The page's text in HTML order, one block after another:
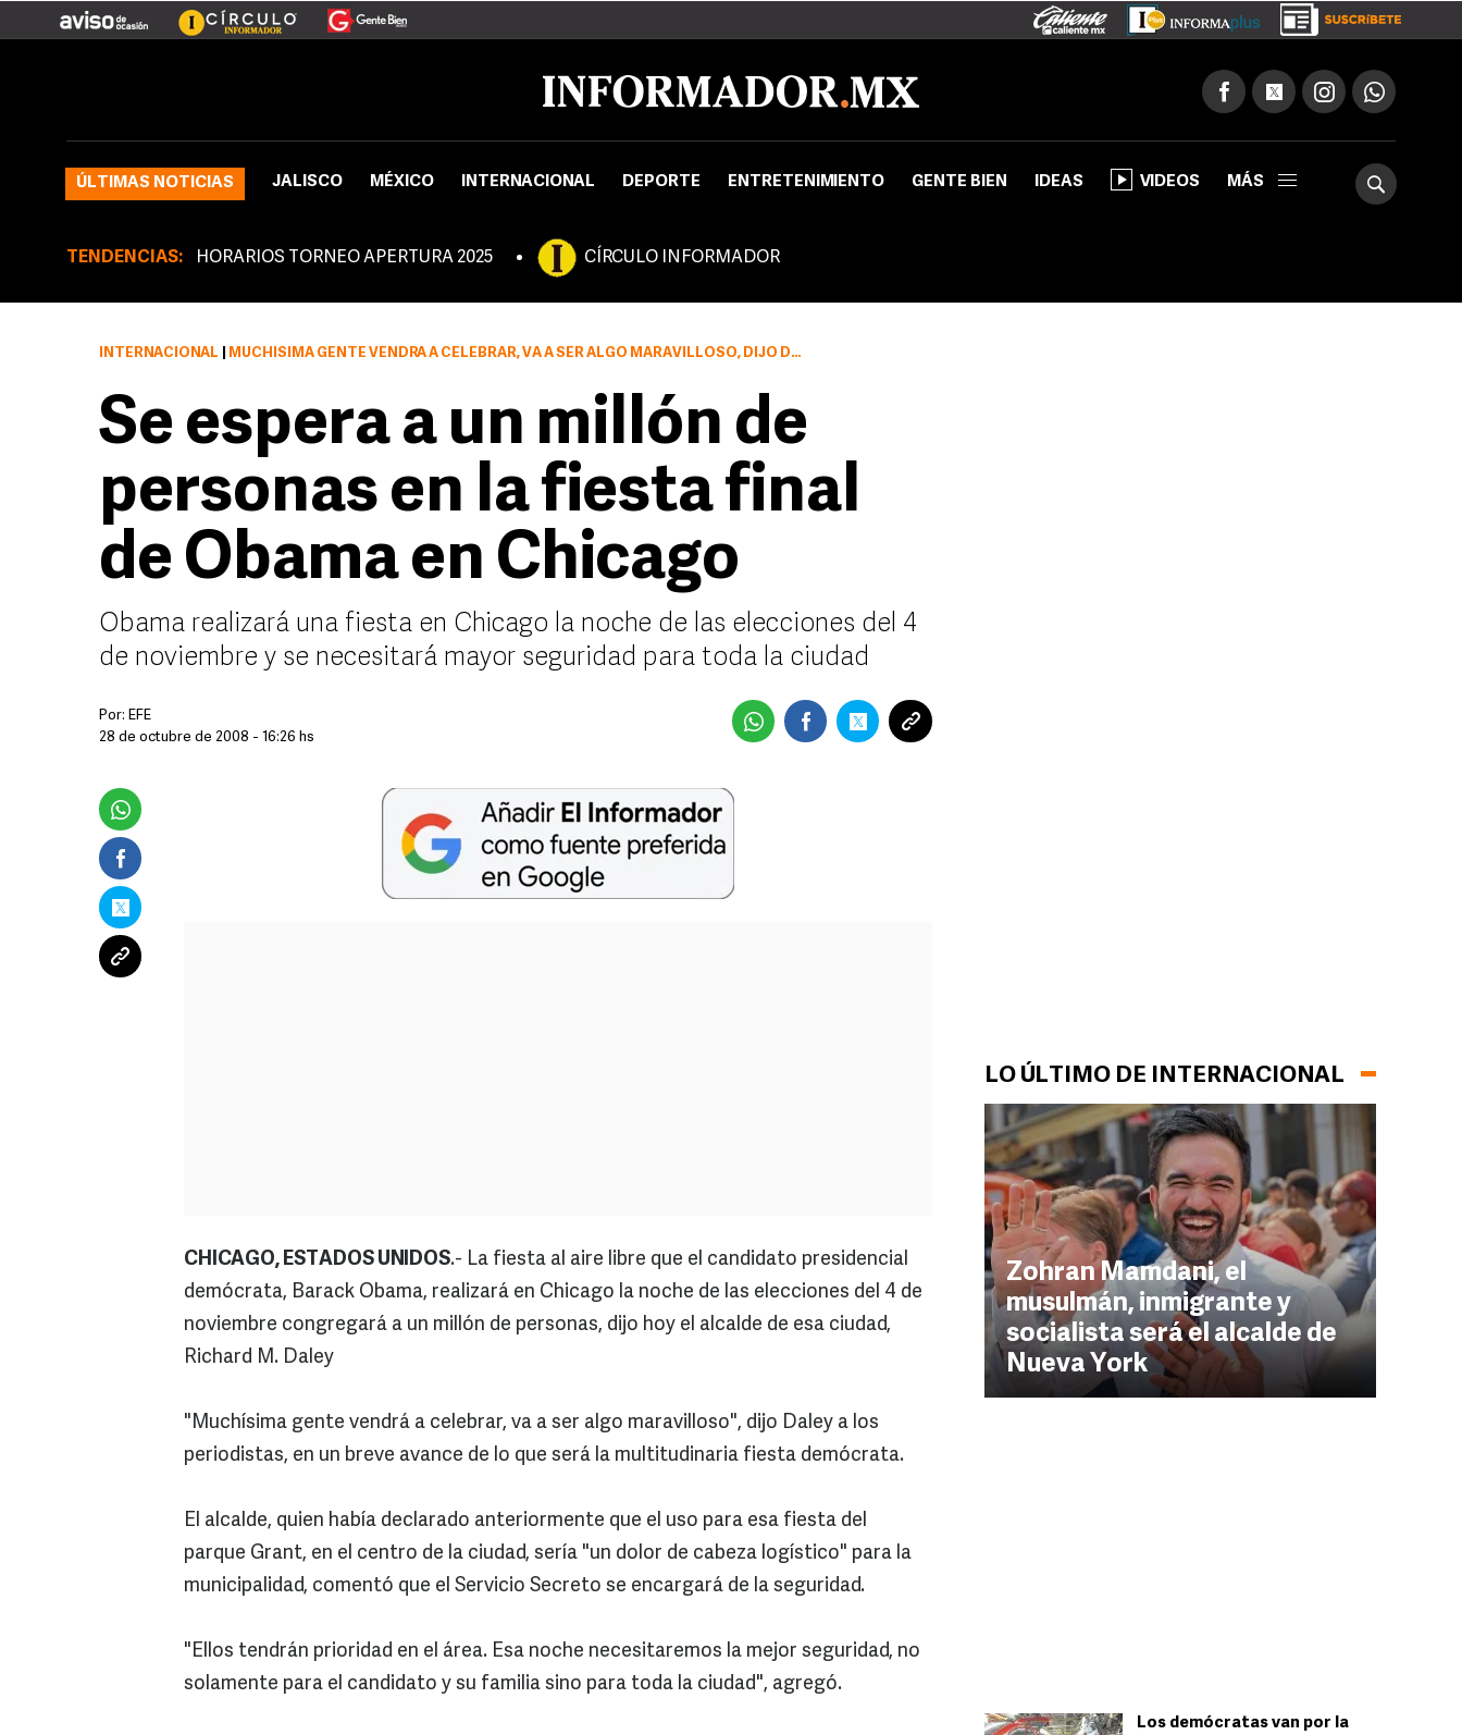
ÚLTIMAS NOTICIAS JALISCO MÉXICO INTERNACIONAL DEPORTE ENTRETENIMIENTO GENTE BIEN IDEAS VIDEOS MÁS
TENDENCIAS: HORARIOS TORNEO APERTURA 2025 CÍRCULO INFORMADOR
LO ÚLTIMO DE INTERNACIONAL
Zohran Mamdani, el
musulmán, inmigrante y
socialista será el alcalde de
Nueva York
Los demócratas van por la
INTERNACIONAL MUCHÍSIMA GENTE VENDRÁ A CELEBRAR, VA A SER ALGO MARAVILLOSO, DIJO DALEY
Se espera a un millón de
personas en la fiesta final
de Obama en Chicago
Obama realizará una fiesta en Chicago la noche de las elecciones del 4
de noviembre y se necesitará mayor seguridad para toda la ciudad
Por: EFE
28 de octubre de 2008 - 16:26 hs
CHICAGO, ESTADOS UNIDOS.- La fiesta al aire libre que el candidato presidencial
demócrata, Barack Obama, realizará en Chicago la noche de las elecciones del 4 de
noviembre congregará a un millón de personas, dijo hoy el alcalde de esa ciudad,
Richard M. Daley
"Muchísima gente vendrá a celebrar, va a ser algo maravilloso", dijo Daley a los
periodistas, en un breve avance de lo que será la multitudinaria fiesta demócrata.
El alcalde, quien había declarado anteriormente que el uso para esa fiesta del
parque Grant, en el centro de la ciudad, sería "un dolor de cabeza logístico" para la
municipalidad, comentó que el Servicio Secreto se encargará de la seguridad.
"Ellos tendrán prioridad en el área. Esa noche necesitaremos la mejor seguridad, no
solamente para el candidato y su familia sino para toda la ciudad", agregó.